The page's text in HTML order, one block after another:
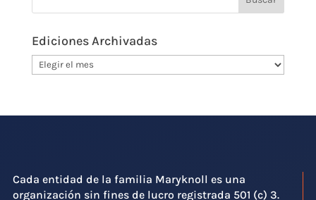
Ediciones Archivadas
Ediciones
Cada entidad de la familia Maryknoll es una
organización sin fines de lucro registrada 501 (c) 3.